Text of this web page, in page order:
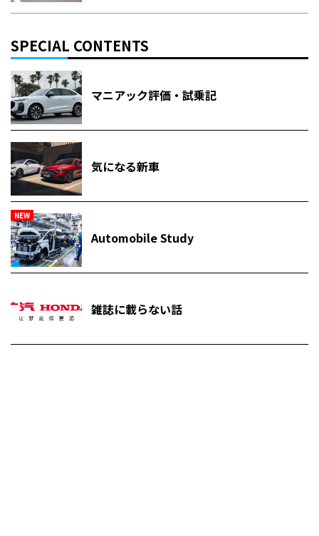
SPECIAL CONTENTS
マニアック評価・試乗記
気になる新車
NEW
Automobile Study
雑誌に載らない話